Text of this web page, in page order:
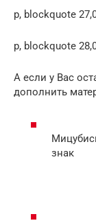
p, blockquote
p, blockquote
А если у Вас
дополнить
знак